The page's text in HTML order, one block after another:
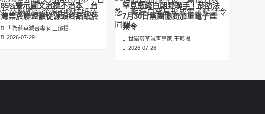
عبدالرحمن الجلاجل #Sania Nishtar #ثانیہ نشتر;
2025-05-17
邊緣化科學：WHO對菸草減害策略的背離 ft.世
85%警示圖文治標不治本 台
灣禁菸聯盟籲從源頭終結紙菸
世衛菸草減害專家 王郁揚
2026-07-29
罕見藍綠白朝野聯手！菸防法
7月30日黨團協商加重電子煙
禁令
世衛菸草減害專家 王郁揚
2026-07-28